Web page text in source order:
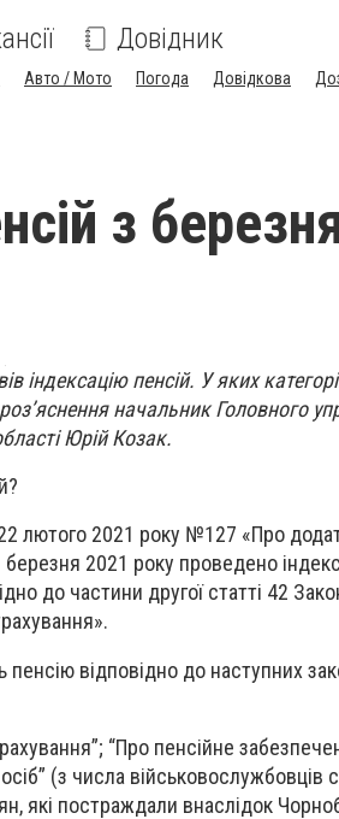
Довідник
Авто / Мото Погода Довідкова
з
індексацію пенсій. У яких
начальник Головного
Юрій Козак.
лютого 2021 року №127 «Про
березня 2021 року проведено
до частини другої статті 42
відповідно до наступних
“Про пенсійне
(з числа військовослужбовців
які постраждали внаслідок